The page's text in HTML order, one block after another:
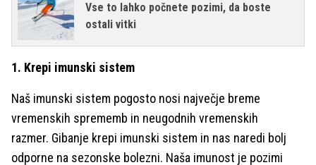
Vse to lahko počnete pozimi, da boste
ostali vitki
1. Krepi imunski sistem
Naš imunski sistem pogosto nosi največje breme
vremenskih sprememb in neugodnih vremenskih
razmer. Gibanje krepi imunski sistem in nas naredi bolj
odporne na sezonske bolezni. Naša imunost je pozimi